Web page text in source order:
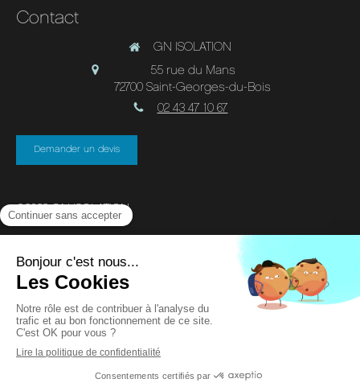
Contact
GN ISOLATION
55 rue du Mans
72700 Saint-Georges-du-Bois
02 43 47 10 67
Demander un devis
©2023 GN ISOLATION
Création et référencement du site par Simplébo
En partenariat avecE-BTP